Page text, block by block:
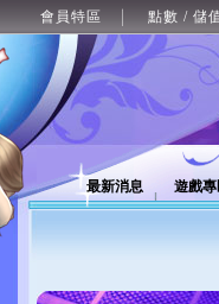
會員特區 點數 / 儲
最新消息 遊戲